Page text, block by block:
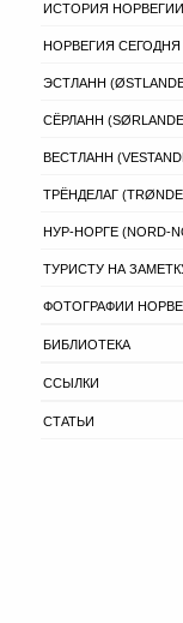
ИСТОРИЯ НОРВЕГИИ
НОРВЕГИЯ СЕГОДНЯ
ЭСТЛАНН
СЁРЛАНН
ВЕСТЛАНН
ТРЁНДЕЛАГ
НУР-НОРГЕ (NORD-
ТУРИСТУ НА
ФОТОГРАФИИ
БИБЛИОТЕКА
ССЫЛКИ
СТАТЬИ